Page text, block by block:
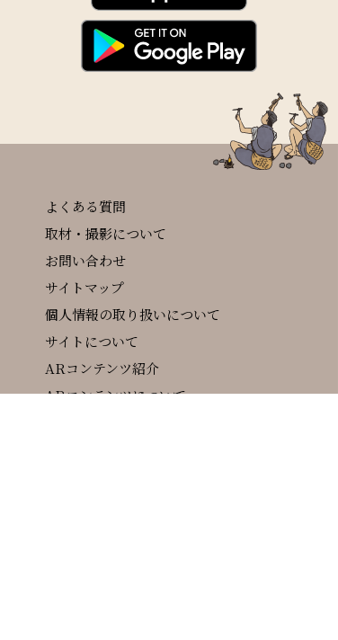
よくある質問
取材・撮影について
お問い合わせ
サイトマップ
個人情報の取り扱いについて
サイトについて
ARコンテンツ紹介
ARコンテンツについて